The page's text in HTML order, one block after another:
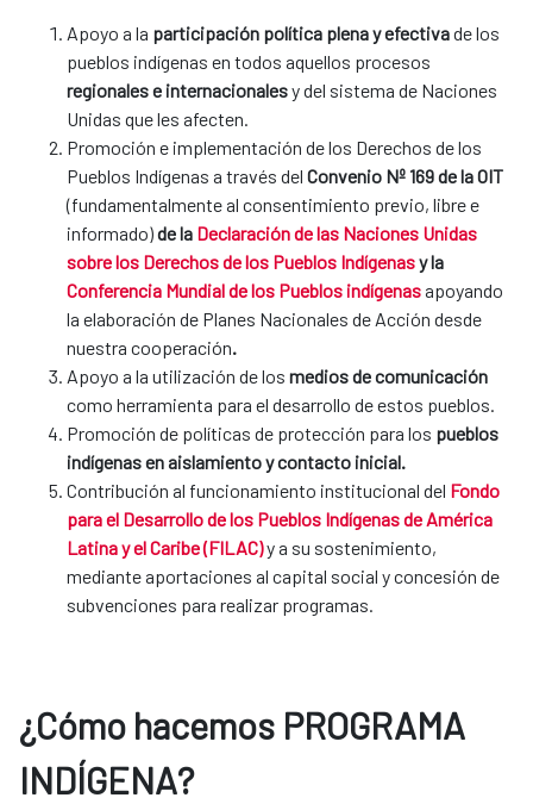
Apoyo a la participación política plena y efectivade los
pueblos indígenas en todos aquellos procesos
regionales e internacionalesy del sistema de Naciones
Unidas que les afecten.
Promoción e implementación de los Derechos de los
Pueblos Indígenas a través del Convenio Nº 169 de la OIT
(fundamentalmente al consentimiento previo, libre e
informado)de la Declaración de las Naciones Unidas
sobre los Derechos de los Pueblos Indígenas​y la
Conferencia Mundial de los Pueblos indígenas​apoyando
la elaboración de Planes Nacionales de Acción desde
nuestra cooperación.
Apoyo a la utilización de los medios de comunicación
como herramienta para el desarrollo de estos pueblos.
Promoción de políticas de protección para los pueblos
indígenas en aislamiento y contacto inicial.
Contribución al funcionamiento institucional del Fondo
para el Desarrollo de los Pueblos Indígenas de América
Latina y el Caribe (FILAC)y a su ​sostenimiento,
mediante aportaciones al capital social y concesión de
subvenciones para realizar programas.
¿Cómo hacemos PROGRAMA
INDÍGENA?